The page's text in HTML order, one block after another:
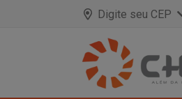
Digite seu CEP